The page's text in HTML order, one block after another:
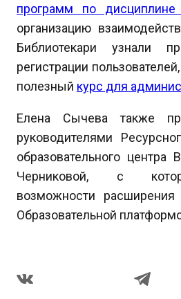
программ по
организацию
Библиотекари узнали
регистрации
полезный курс для
Елена Сычева также
руководителями
образовательного
Черниковой, с
возможности расширения
Образовательной